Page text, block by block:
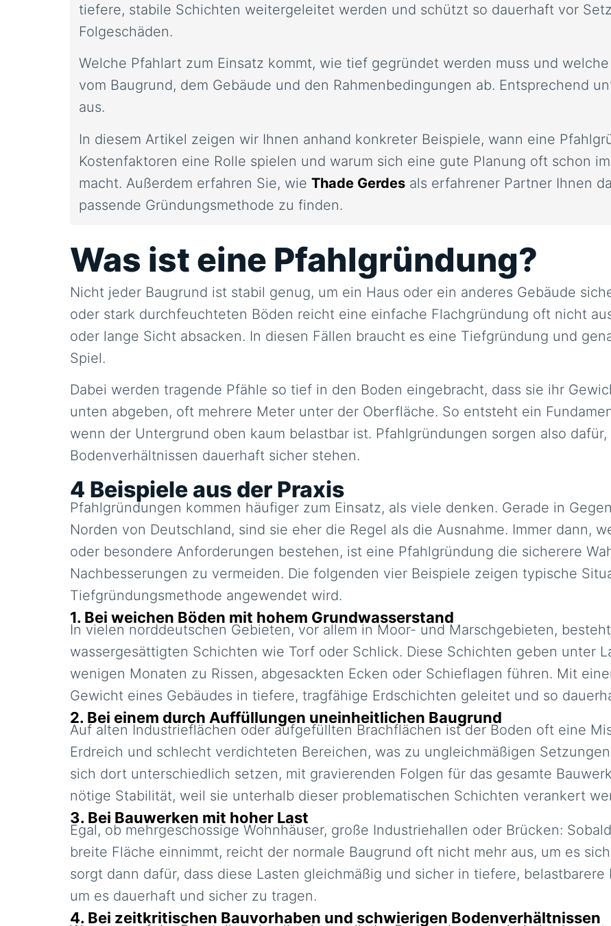
tiefere, stabile Schichten weitergeleitet werden und schützt so dauerhaft vor
Folgeschäden.
Welche Pfahlart zum Einsatz kommt, wie tief gegründet werden muss und
vom Baugrund, dem Gebäude und den Rahmenbedingungen ab. Entsprechend
aus.
In diesem Artikel zeigen wir Ihnen anhand konkreter Beispiele, wann eine
Kostenfaktoren eine Rolle spielen und warum sich eine gute Planung oft schon
macht. Außerdem erfahren Sie, wie Thade Gerdes als erfahrener Partner Ihnen
passende Gründungsmethode zu finden.
Was ist eine Pfahlgründung?
Nicht jeder Baugrund ist stabil genug, um ein Haus oder ein anderes Gebäude
oder stark durchfeuchteten Böden reicht eine einfache Flachgründung oft nicht
oder lange Sicht absacken. In diesen Fällen braucht es eine Tiefgründung und
Spiel.
Dabei werden tragende Pfähle so tief in den Boden eingebracht, dass sie ihr
unten abgeben, oft mehrere Meter unter der Oberfläche. So entsteht ein
wenn der Untergrund oben kaum belastbar ist. Pfahlgründungen sorgen also
Bodenverhältnissen dauerhaft sicher stehen.
4 Beispiele aus der Praxis
Pfahlgründungen kommen häufiger zum Einsatz, als viele denken. Gerade in
Norden von Deutschland, sind sie eher die Regel als die Ausnahme. Immer dann,
oder besondere Anforderungen bestehen, ist eine Pfahlgründung die sicherere
Nachbesserungen zu vermeiden. Die folgenden vier Beispiele zeigen typische
Tiefgründungsmethode angewendet wird.
1. Bei weichen Böden mit hohem Grundwasserstand
In vielen norddeutschen Gebieten, vor allem in Moor- und Marschgebieten,
wassergesättigten Schichten wie Torf oder Schlick. Diese Schichten geben unter
wenigen Monaten zu Rissen, abgesackten Ecken oder Schieflagen führen. Mit
Gewicht eines Gebäudes in tiefere, tragfähige Erdschichten geleitet und so
2. Bei einem durch Auffüllungen uneinheitlichen Baugrund
Auf alten Industrieflächen oder aufgefüllten Brachflächen ist der Boden oft eine
Erdreich und schlecht verdichteten Bereichen, was zu ungleichmäßigen
sich dort unterschiedlich setzen, mit gravierenden Folgen für das gesamte
nötige Stabilität, weil sie unterhalb dieser problematischen Schichten verankert
3. Bei Bauwerken mit hoher Last
Egal, ob mehrgeschossige Wohnhäuser, große Industriehallen oder Brücken:
breite Fläche einnimmt, reicht der normale Baugrund oft nicht mehr aus, um es
sorgt dann dafür, dass diese Lasten gleichmäßig und sicher in tiefere,
um es dauerhaft und sicher zu tragen.
4. Bei zeitkritischen Bauvorhaben und schwierigen Bodenverhältnissen